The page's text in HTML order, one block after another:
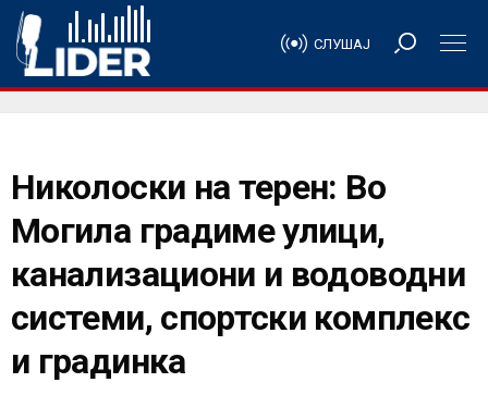
СЛУШАЈ
Николоски на терен: Во
Могила градиме улици,
канализациони и водоводни
системи, спортски комплекс
и градинка